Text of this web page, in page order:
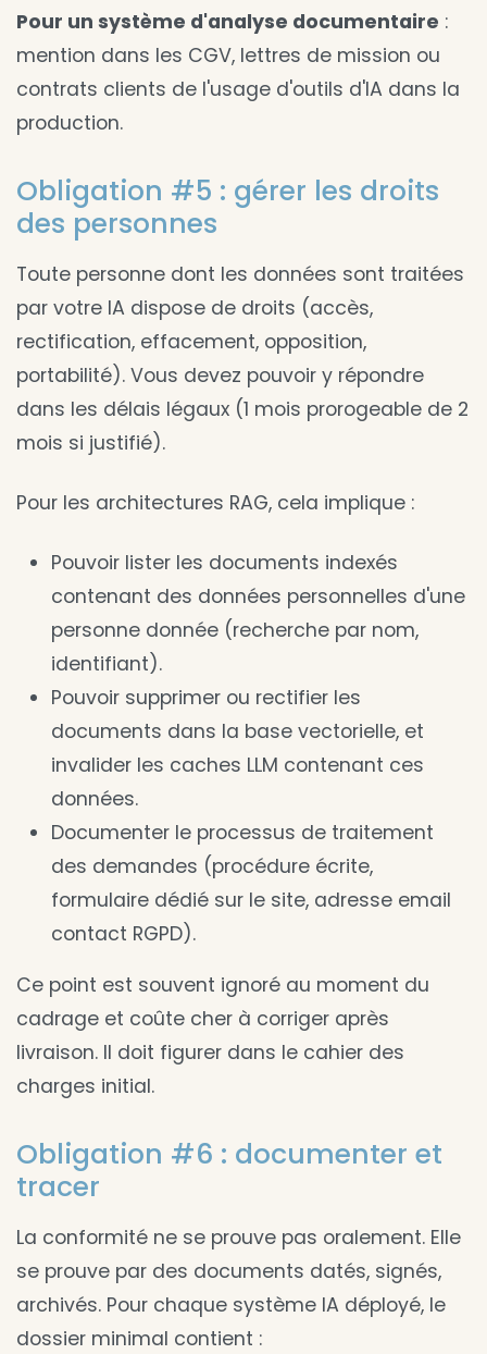
Pour un système d'analyse documentaire :
mention dans les CGV, lettres de mission ou
contrats clients de l'usage d'outils d'IA dans la
production.
Obligation #5 : gérer les droits
des personnes
Toute personne dont les données sont traitées
par votre IA dispose de droits (accès,
rectification, effacement, opposition,
portabilité). Vous devez pouvoir y répondre
dans les délais légaux (1 mois prorogeable de 2
mois si justifié).
Pour les architectures RAG, cela implique :
Pouvoir lister les documents indexés
contenant des données personnelles d'une
personne donnée (recherche par nom,
identifiant).
Pouvoir supprimer ou rectifier les
documents dans la base vectorielle, et
invalider les caches LLM contenant ces
données.
Documenter le processus de traitement
des demandes (procédure écrite,
formulaire dédié sur le site, adresse email
contact RGPD).
Ce point est souvent ignoré au moment du
cadrage et coûte cher à corriger après
livraison. Il doit figurer dans le cahier des
charges initial.
Obligation #6 : documenter et
tracer
La conformité ne se prouve pas oralement. Elle
se prouve par des documents datés, signés,
archivés. Pour chaque système IA déployé, le
dossier minimal contient :